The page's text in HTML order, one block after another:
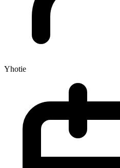
Yhotie